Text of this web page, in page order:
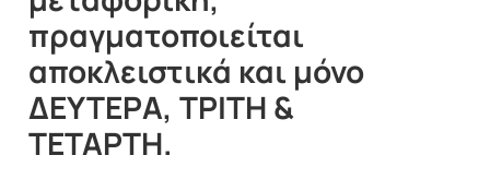
πραγματοποιείται
αποκλειστικά και μόνο
ΔΕΥΤΕΡΑ, ΤΡΙΤΗ &
ΤΕΤΑΡΤΗ.